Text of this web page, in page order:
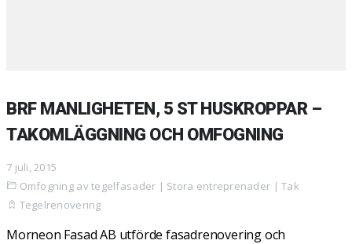
BRF MANLIGHETEN, 5 ST HUSKROPPAR –
TAKOMLÄGGNING OCH OMFOGNING
7 juli, 2015
Omfogning av tegelfasader | Stora entreprenader |Tak
Tegelrenovering
Morneon Fasad AB utförde fasadrenovering och